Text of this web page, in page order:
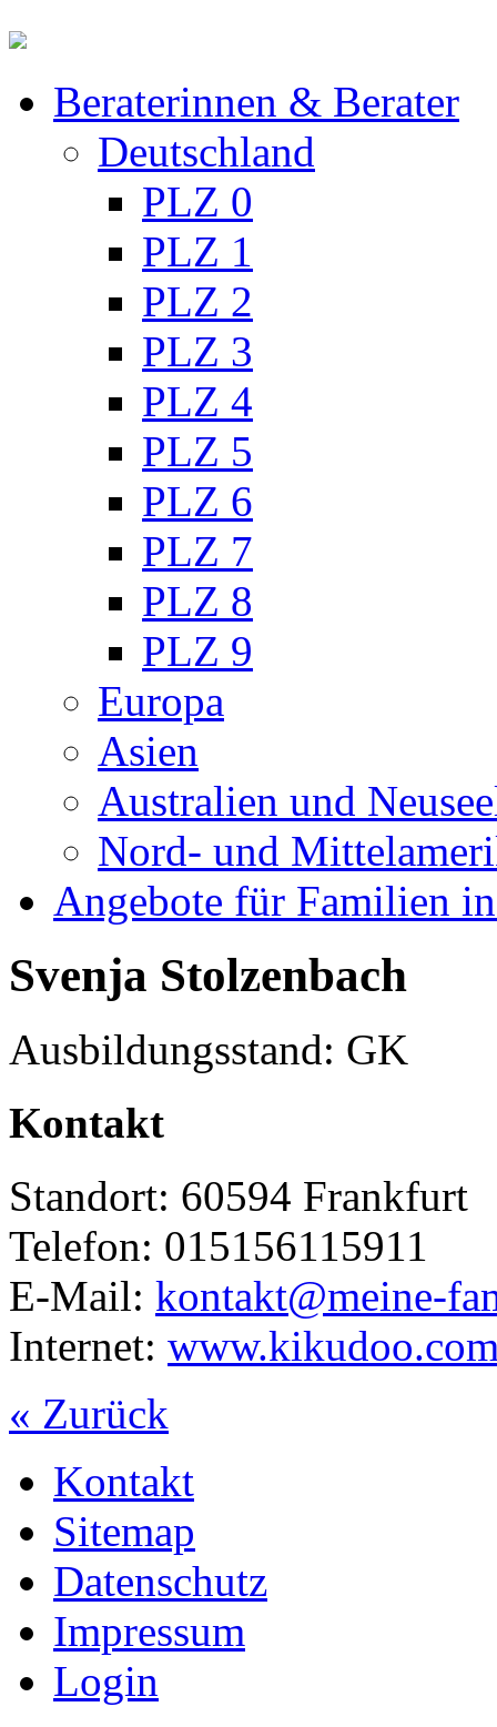
Beraterinnen & Berater
Deutschland
PLZ 0
PLZ 1
PLZ 2
PLZ 3
PLZ 4
PLZ 5
PLZ 6
PLZ 7
PLZ 8
PLZ 9
Europa
Asien
Australien und
Nord- und
Angebote für Familien
Svenja Stolzenbach
Ausbildungsstand: GK
Kontakt
Standort: 60594 Frankfurt
Telefon: 015156115911
E-Mail: kontakt@meine-
Internet:
« Zurück
Kontakt
Sitemap
Datenschutz
Impressum
Login